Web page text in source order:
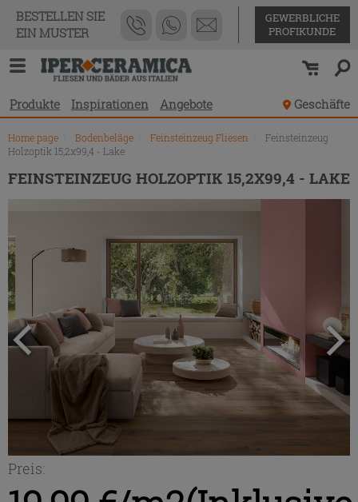
BESTELLEN SIE
EIN MUSTER
GEWERBLICHE
PROFIKUNDE
Produkte Inspirationen Angebote Geschäfte
Home page Bodenbeläge Feinsteinzeug Fliesen
Feinsteinzeug
Holzoptik 15,2x99,4 - Lake
FEINSTEINZEUG HOLZOPTIK 15,2X99,4 - LAKE
Preis:
Produktverzeichnis